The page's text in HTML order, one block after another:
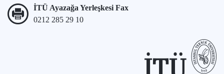
İTÜ Ayazağa Yerleşkesi Fax
0212 285 29 10